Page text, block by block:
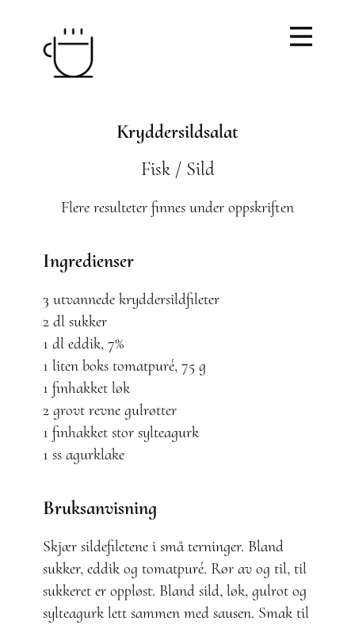
Kryddersildsalat
Fisk / Sild
Flere resulteter finnes under oppskriften
Ingredienser
3 utvannede kryddersildfileter
2 dl sukker
1 dl eddik, 7%
1 liten boks tomatpuré, 75 g
1 finhakket løk
2 grovt revne gulrøtter
1 finhakket stor sylteagurk
1 ss agurklake
Bruksanvisning
Skjær sildefiletene i små terninger. Bland
sukker, eddik og tomatpuré. Rør av og til, til
sukkeret er oppløst. Bland sild, løk, gulrot og
sylteagurk lett sammen med sausen. Smak til